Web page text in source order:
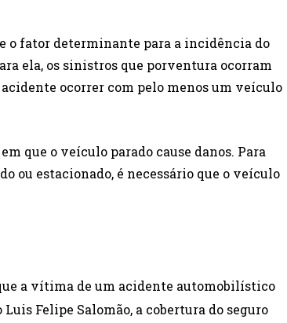
o fator determinante para a incidência do
ela, os sinistros que porventura ocorram
ocorrer com pelo menos um veículo
que o veículo parado cause danos. Para
ou estacionado, é necessário que o veículo
a vítima de um acidente automobilístico
Felipe Salomão, a cobertura do seguro